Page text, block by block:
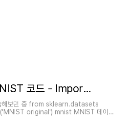
[핸즈온머신러닝] 124페이지 MNIST 코드 - ImportError: cannot import name 'fetch_mldata' from 'sklearn.datasets' 해결방법
해보던 중 from sklearn.datasets
original') mnist MNIST 데이터